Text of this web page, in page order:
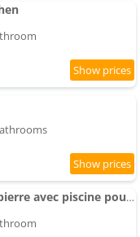
Charmante maison en pierre avec piscine pour 6